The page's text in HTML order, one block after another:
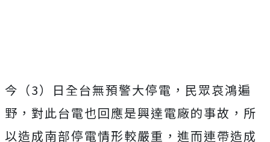
今（3）日全台無預警大停電，民眾哀鴻遍
野，對此台電也回應是興達電廠的事故，所
以造成南部停電情形較嚴重，進而連帶造成